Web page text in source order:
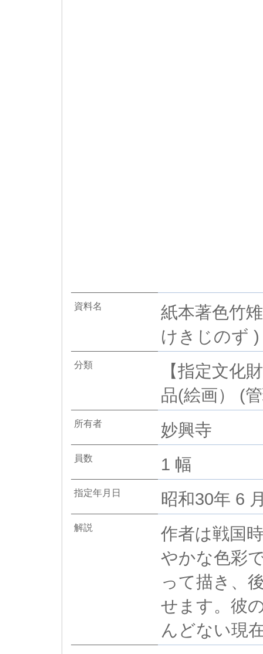
資料名
紙本著色竹
けきじのず )
分類
【指定文化
品(絵画） (
所有者 妙興寺
員数 1 幅
指定年月日 昭和30年 6
解説
作者は戦国
やかな色彩
って描き、
せます。彼
んどない現